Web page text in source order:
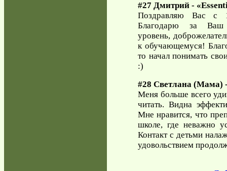
#27 Дмитрий -
Поздравляю Вас с
Благодарю за Ваш
уровень,
к обучающемуся!
то начал понимать
:)
#28 Светлана (Мама)
Меня больше всего
читать. Видна
Мне нравится, что
школе, где неважно
Контакт с детьми
удовольствием